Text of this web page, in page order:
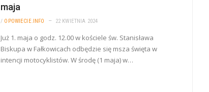
maja
/ OPOWIECIE.INFO 22 KWIETNIA 2024
Już 1. maja o godz. 12.00 w kościele św. Stanisława
Biskupa w Fałkowicach odbędzie się msza święta w
intencji motocyklistów. W środę (1 maja) w…